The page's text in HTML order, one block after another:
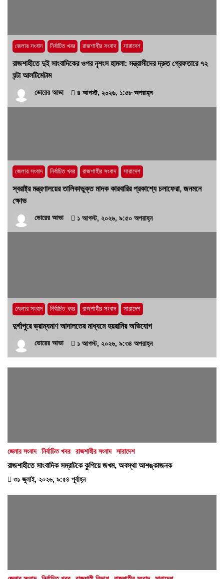
জেলার সংবাদ নির্বাচিত খবর রাজশাহীর সংবাদ সারাদেশ
রাজশাহীতে দুই সাংবাদিকের ওপর নৃশংস হামলা: সন্ত্রাসীদের দ্রুত গ্রেফতারে ৭২
ঘন্টা আলটিমেটাম
ভোরের আভা ৪ আগস্ট, ২০২৬, ১:৫৮ অপরাহ্ন
জেলার সংবাদ নির্বাচিত খবর রাজশাহীর সংবাদ সারাদেশ
স্বরাষ্ট্র মন্ত্রণালয়ের তালিকাভুক্ত মাদক কারবারির প্রকাশ্যে চলাফেরা, জনমনে
ক্ষোভ
ভোরের আভা ১ আগস্ট, ২০২৬, ৯:৫০ অপরাহ্ন
জেলার সংবাদ নির্বাচিত খবর রাজশাহীর সংবাদ সারাদেশ
দুর্গাপুরে ভ্রাম্যমাণ আদালতের মাধ্যমে হয়রানির অভিযোগ
ভোরের আভা ১ আগস্ট, ২০২৬, ৯:৩৪ অপরাহ্ন
জেলার সংবাদ নির্বাচিত খবর রাজশাহীর সংবাদ সারাদেশ
রাজশাহীতে সাংবাদিক সম্রাটকে কুপিয়ে জখম, অবস্থা আশঙ্কাজনক
৩১ জুলাই, ২০২৬, ৯:৫৪ পূর্বাহ্ন